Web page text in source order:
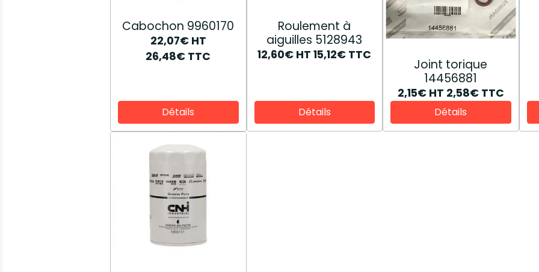
Cabochon 9960170
22,07€ HT
26,48€ TTC
Détails
Roulement à
aiguilles 5128943
12,60€ HT 15,12€ TTC
Détails
Joint torique
14456881
2,15€ HT 2,58€ TTC
Détails